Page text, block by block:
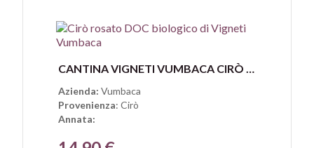
Anteprima CANTINA VIGNETI VUMBACA CIRÒ ROSATO DOC BIOLOGICO
Azienda: Vumbaca
Provenienza: Cirò
Annata: